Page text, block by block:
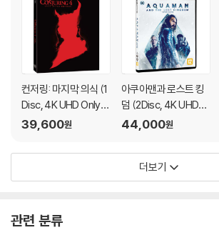
컨저링: 마지막 의식 (1
Disc, 4K UHD Only
초도한정 슬립케이스)
39,600원
아쿠아맨과 로스트 킹
덤 (2Disc, 4K UHD+
BD 일반판) : 블루레이
44,000원
더보기
관련 분류